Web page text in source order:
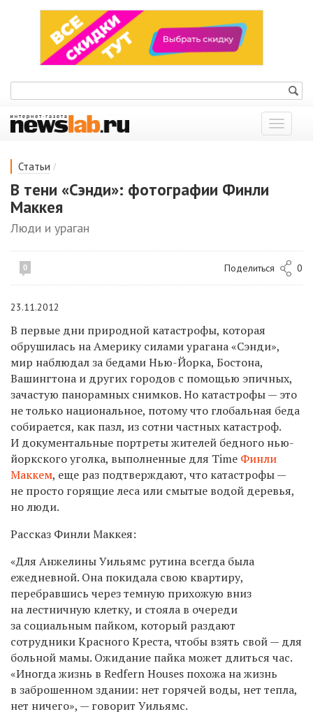
Показать
меню
Статьи /
В тени «Сэнди»: фотографии Финли
Маккея
Люди и ураган
0 Поделиться 0
23.11.2012
В первые дни природной катастрофы, которая
обрушилась на Америку силами урагана «Сэнди»,
мир наблюдал за бедами Нью-Йорка, Бостона,
Вашингтона и других городов с помощью эпичных,
зачастую панорамных снимков. Но катастрофы — это
не только национальное, потому что глобальная беда
собирается, как пазл, из сотни частных катастроф.
И документальные портреты жителей бедного нью-
йоркского уголка, выполненные для Time Финли
Маккем, еще раз подтверждают, что катастрофы —
не просто горящие леса или смытые водой деревья,
но люди.
Рассказ Финли Маккея:
«Для Анжелины Уильямс рутина всегда была
ежедневной. Она покидала свою квартиру,
перебравшись через темную прихожую вниз
на лестничную клетку, и стояла в очереди
за социальным пайком, который раздают
сотрудники Красного Креста, чтобы взять свой — для
больной мамы. Ожидание пайка может длиться час.
«Иногда жизнь в Redfern Houses похожа на жизнь
в заброшенном здании: нет горячей воды, нет тепла,
нет ничего», — говорит Уильямс.